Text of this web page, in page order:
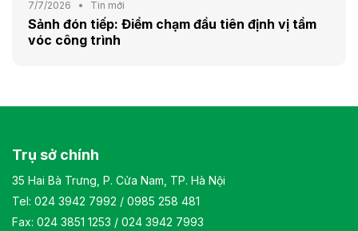
7/7/2026 Tin mới
Sảnh đón tiếp: Điểm chạm đầu tiên định vị tầm
vóc công trình
Trụ sở chính
35 Hai Bà Trưng, P. Cửa Nam, TP. Hà Nội
Tel: 024 3942 7992 / 0985 258 481
Fax: 024 3851 1253 / 024 3942 7993